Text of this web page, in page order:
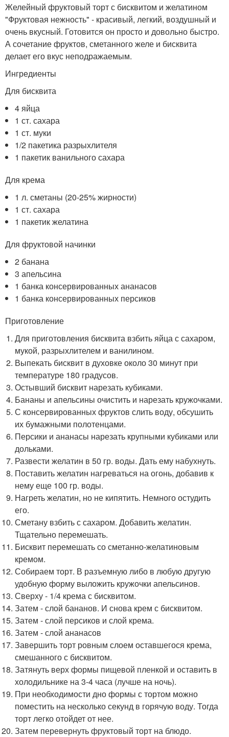
Желейный фруктовый торт с бисквитом и желатином
"Фруктовая нежность" - красивый, легкий, воздушный и
очень вкусный. Готовится он просто и довольно быстро.
А сочетание фруктов, сметанного желе и бисквита
делает его вкус неподражаемым.
Ингредиенты
Для бисквита
4 яйца
1 ст. сахара
1 ст. муки
1/2 пакетика разрыхлителя
1 пакетик ванильного сахара
Для крема
1 л. сметаны (20-25% жирности)
1 ст. сахара
1 пакетик желатина
Для фруктовой начинки
2 банана
3 апельсина
1 банка консервированных ананасов
1 банка консервированных персиков
Приготовление
Для приготовления бисквита взбить яйца с сахаром,
мукой, разрыхлителем и ванилином.
Выпекать бисквит в духовке около 30 минут при
температуре 180 градусов.
Остывший бисквит нарезать кубиками.
Бананы и апельсины очистить и нарезать кружочками.
С консервированных фруктов слить воду, обсушить
их бумажными полотенцами.
Персики и ананасы нарезать крупными кубиками или
дольками.
Развести желатин в 50 гр. воды. Дать ему набухнуть.
Поставить желатин нагреваться на огонь, добавив к
нему еще 100 гр. воды.
Нагреть желатин, но не кипятить. Немного остудить
его.
Сметану взбить с сахаром. Добавить желатин.
Тщательно перемешать.
Бисквит перемешать со сметанно-желатиновым
кремом.
Собираем торт. В разъемную либо в любую другую
удобную форму выложить кружочки апельсинов.
Сверху - 1/4 крема с бисквитом.
Затем - слой бананов. И снова крем с бисквитом.
Затем - слой персиков и слой крема.
Затем - слой ананасов
Завершить торт ровным слоем оставшегося крема,
смешанного с бисквитом.
Затянуть верх формы пищевой пленкой и оставить в
холодильнике на 3-4 часа (лучше на ночь).
При необходимости дно формы с тортом можно
поместить на несколько секунд в горячую воду. Тогда
торт легко отойдет от нее.
Затем перевернуть фруктовый торт на блюдо.